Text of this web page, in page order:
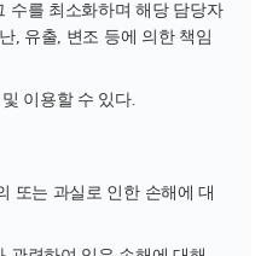
수를 최소화하며 해당 담당자
, 유출, 변조 등에 의한 책임
이용할 수 있다.
또는 과실로 인한 손해에 대